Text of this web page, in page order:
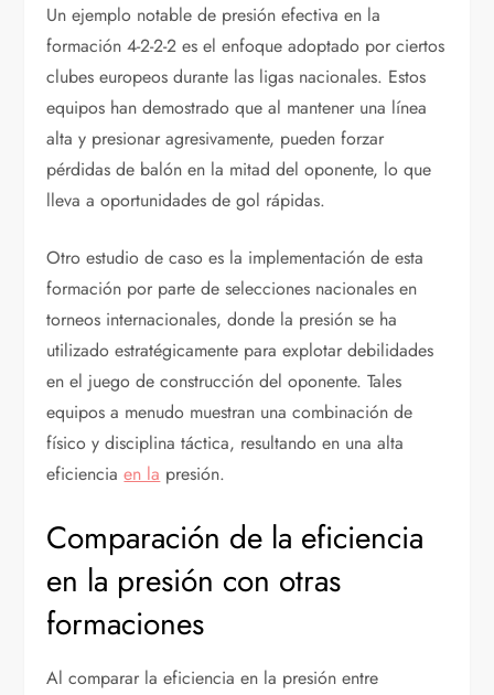
Un ejemplo notable de presión efectiva en la
formación 4-2-2-2 es el enfoque adoptado por ciertos
clubes europeos durante las ligas nacionales. Estos
equipos han demostrado que al mantener una línea
alta y presionar agresivamente, pueden forzar
pérdidas de balón en la mitad del oponente, lo que
lleva a oportunidades de gol rápidas.
Otro estudio de caso es la implementación de esta
formación por parte de selecciones nacionales en
torneos internacionales, donde la presión se ha
utilizado estratégicamente para explotar debilidades
en el juego de construcción del oponente. Tales
equipos a menudo muestran una combinación de
físico y disciplina táctica, resultando en una alta
eficienciaen la presión.
Comparación de la eficiencia
en la presión con otras
formaciones
Al comparar la eficiencia en la presión entre